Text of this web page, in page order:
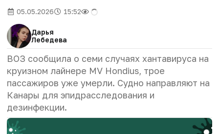
05.05.2026 15:52
Дарья
Лебедева
ВОЗ сообщила о семи случаях хантавируса на
круизном лайнере MV Hondius, трое
пассажиров уже умерли. Судно направляют на
Канары для эпидрасследования и
дезинфекции.